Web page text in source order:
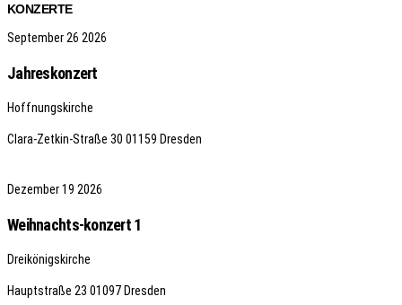
KONZERTE
September26 2026
Jahreskonzert
Hoffnungskirche
Clara-Zetkin-Straße 30 01159 Dresden
Dezember19 2026
Weihnachts-konzert 1
Dreikönigskirche
Hauptstraße 23 01097 Dresden